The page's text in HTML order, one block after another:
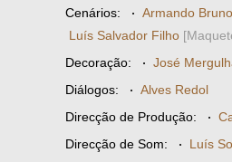
Cenários: · Armando Bruno
Luís Salvador Filho
Decoração: · José
Diálogos: · Alves Redol
Direcção de Produção: ·
Direcção de Som: · Luís